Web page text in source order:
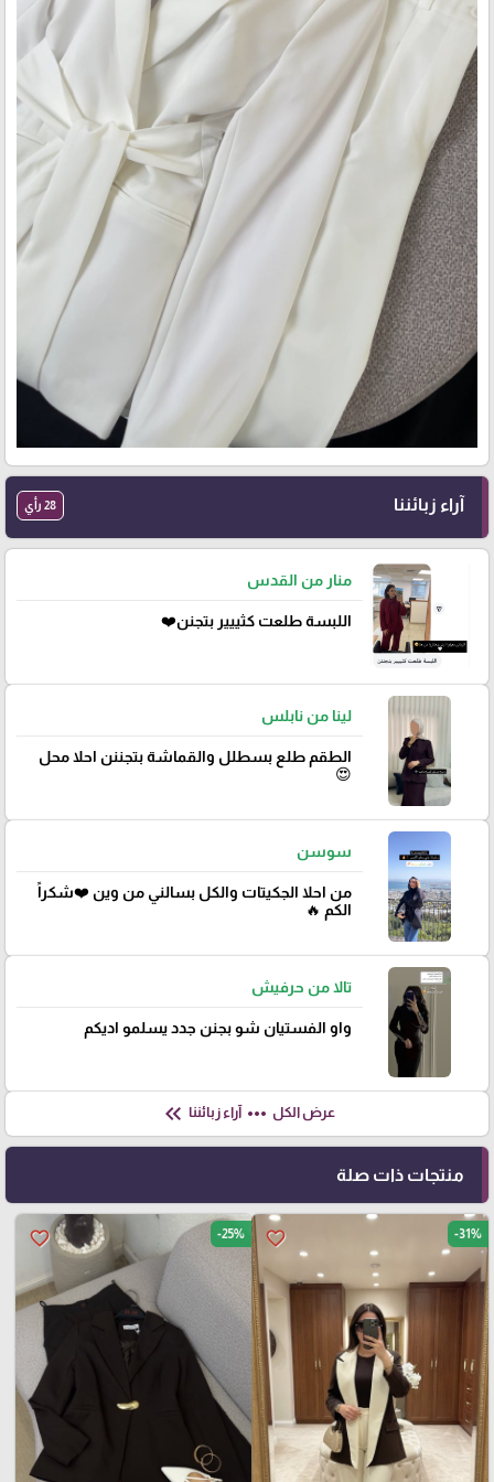
آراء زبائننا 28 رأي
منار من القدس
اللبسة طلعت كثييير بتجنن❤️
لينا من نابلس
الطقم طلع بسطلل والقماشة بتجننن احلا محل
😍
سوسن
من احلا الجكيتات والكل بسالني من وين ❤️شكراً
الكم 🔥
تالا من حرفيش
واو الفستيان شو بجنن جدد يسلمو اديكم
عرض الكل more_horiz آراء زبائننا keyboard_double_arrow_left
منتجات ذات صلة
favorite_border -31%
favorite_border -25%